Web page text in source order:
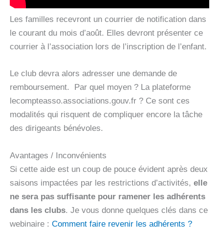
Les familles recevront un courrier de notification dans
le courant du mois d’août. Elles devront présenter ce
courrier à l’association lors de l’inscription de l’enfant.
Le club devra alors adresser une demande de
remboursement. Par quel moyen ? La plateforme
lecompteasso.associations.gouv.fr ? Ce sont ces
modalités qui risquent de compliquer encore la tâche
des dirigeants bénévoles.
Avantages / Inconvénients
Si cette aide est un coup de pouce évident après deux
saisons impactées par les restrictions d’activités, elle
ne sera pas suffisante pour ramener les adhérents
dans les clubs. Je vous donne quelques clés dans ce
webinaire : Comment faire revenir les adhérents ?